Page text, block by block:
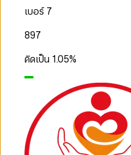
เบอร์ 7
897
คิดเป็น 1.05%